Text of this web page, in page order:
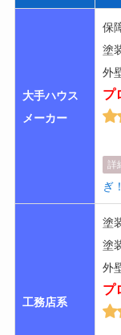
大手ハウス
メーカー
保
塗
外
プ
詳
ぎ
工務店系
塗
塗
外
プ